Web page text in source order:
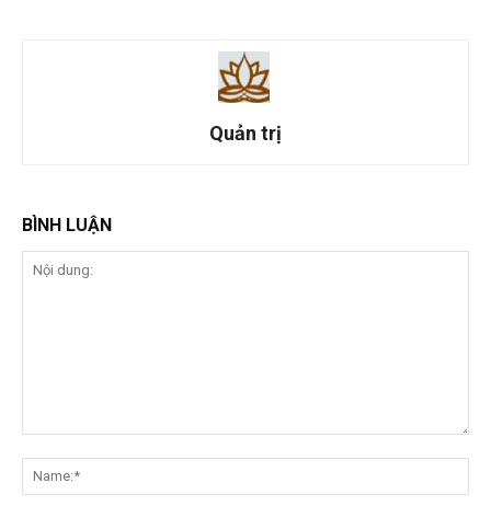
Quản trị
BÌNH LUẬN
dung: